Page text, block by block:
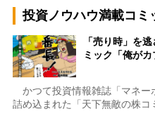
投資ノウハウ満載コミ
「売り時」を
ミック「俺がカ
かつて投資情報雑誌「マネー
詰め込まれた「天下無敵の株コ